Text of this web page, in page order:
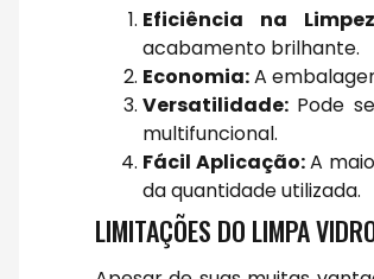
Eficiência na
acabamento brilhante.
Economia:A
Versatilidade: Pode
multifuncional.
Fácil Aplicação:A
da quantidade utilizada.
LIMITAÇÕES DO LIMPA